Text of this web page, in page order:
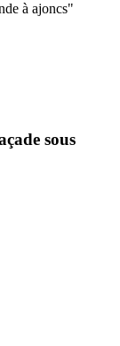
à ajoncs"
sous